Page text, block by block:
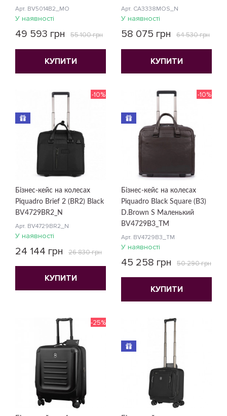
Арт. BV5014B2_MO
У наявності
49 593 грн 55 100 грн
КУПИТИ
Арт. CA3338MOS_N
У наявності
58 075 грн 64 530 грн
КУПИТИ
Бізнес-кейс на колесах
Piquadro Brief 2 (BR2) Black
BV4729BR2_N
Арт. BV4729BR2_N
-10%
У наявності
24 144 грн 26 830 грн
КУПИТИ
Бізнес-кейс на колесах
Piquadro Black Square (B3)
D.Brown S Маленький
BV4729B3_TM
Арт. BV4729B3_TM
-10%
У наявності
45 258 грн 50 290 грн
КУПИТИ
-25%